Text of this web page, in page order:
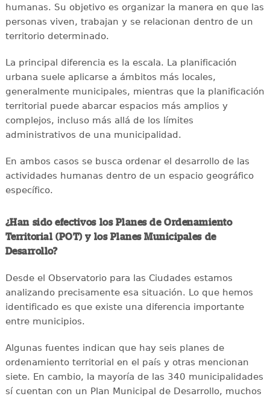
humanas. Su objetivo es organizar la manera en que las
personas viven, trabajan y se relacionan dentro de un
territorio determinado.
La principal diferencia es la escala. La planificación
urbana suele aplicarse a ámbitos más locales,
generalmente municipales, mientras que la planificación
territorial puede abarcar espacios más amplios y
complejos, incluso más allá de los límites
administrativos de una municipalidad.
En ambos casos se busca ordenar el desarrollo de las
actividades humanas dentro de un espacio geográfico
específico.
¿Han sido efectivos los Planes de Ordenamiento
Territorial (POT) y los Planes Municipales de
Desarrollo?
Desde el Observatorio para las Ciudades estamos
analizando precisamente esa situación. Lo que hemos
identificado es que existe una diferencia importante
entre municipios.
Algunas fuentes indican que hay seis planes de
ordenamiento territorial en el país y otras mencionan
siete. En cambio, la mayoría de las 340 municipalidades
sí cuentan con un Plan Municipal de Desarrollo, muchos